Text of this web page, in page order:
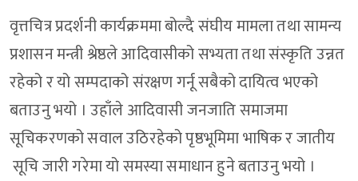
वृत्तचित्र प्रदर्शनी कार्यक्रममा बोल्दै संघीय मामला तथा सामन्य
प्रशासन मन्त्री श्रेष्ठले आदिवासीको सभ्यता तथा संस्कृति उन्नत
रहेको र यो सम्पदाको संरक्षण गर्नू सबैको दायित्व भएको
बताउनु भयो । उहाँले आदिवासी जनजाति समाजमा
सूचिकरणको सवाल उठिरहेको पृष्ठभूमिमा भाषिक र जातीय
सूचि जारी गरेमा यो समस्या समाधान हुने बताउनु भयो ।